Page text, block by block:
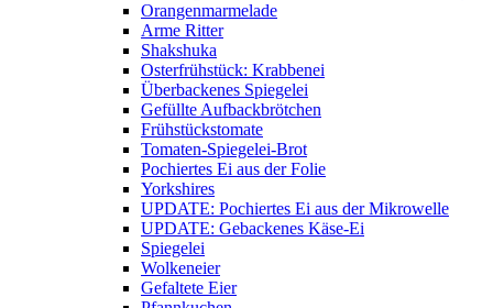
Orangenmarmelade
Arme Ritter
Shakshuka
Osterfrühstück: Krabbenei
Überbackenes Spiegelei
Gefüllte Aufbackbrötchen
Frühstückstomate
Tomaten-Spiegelei-Brot
Pochiertes Ei aus der Folie
Yorkshires
UPDATE: Pochiertes Ei aus der Mikrowelle
UPDATE: Gebackenes Käse-Ei
Spiegelei
Wolkeneier
Gefaltete Eier